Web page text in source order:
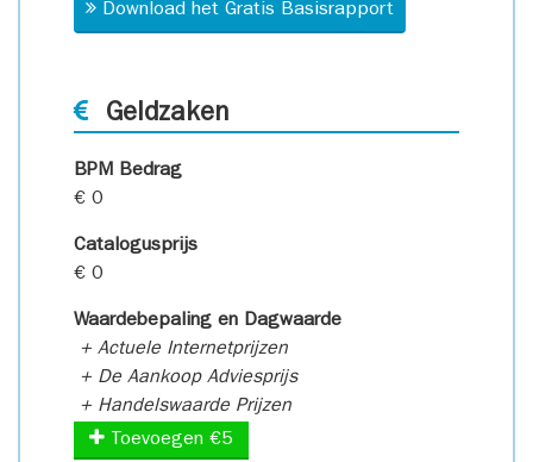
Download het Gratis Basisrapport
Geldzaken
BPM Bedrag
€ 0
Catalogusprijs
€ 0
Waardebepaling en Dagwaarde
+ Actuele Internetprijzen
+ De Aankoop Adviesprijs
+ Handelswaarde Prijzen
Toevoegen €5